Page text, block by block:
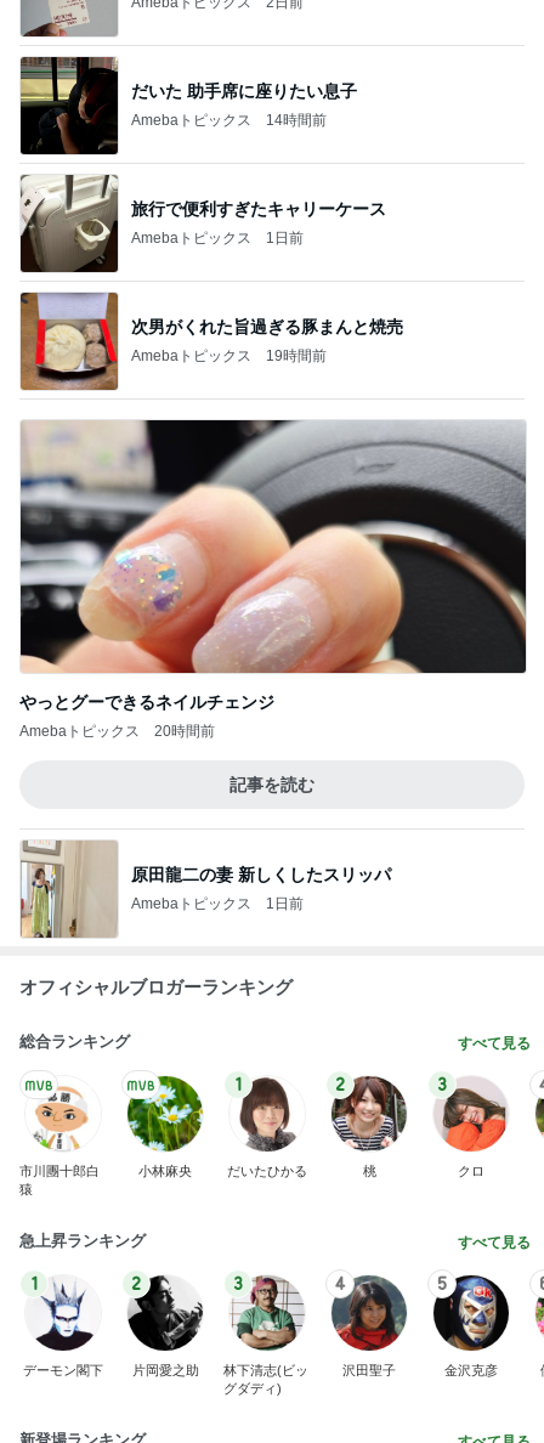
だいた 助手席に座りたい息子
Amebaトピックス 14時間前
旅行で便利すぎたキャリーケース
Amebaトピックス 1日前
次男がくれた旨過ぎる豚まんと焼売
Amebaトピックス 19時間前
やっとグーできるネイルチェンジ
Amebaトピックス 20時間前
記事を読む
原田龍二の妻 新しくしたスリッパ
Amebaトピックス 1日前
オフィシャルブロガーランキング
総合ランキング すべて見る
市川團十郎白
猿
小林麻央
1
だいたひかる
2
桃
3
クロ
急上昇ランキング すべて見る
1
デーモン閣下
2
片岡愛之助
3
林下清志(ビッ
グダディ)
4
沢田聖子
5
金沢克彦